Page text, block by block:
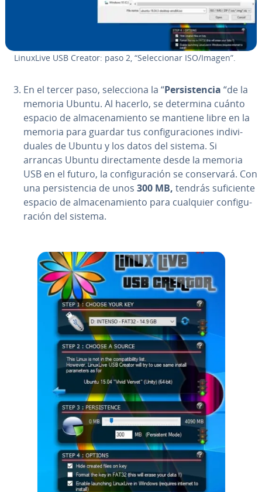
LinuxLive USB Creator: paso 2, “Se­le­c­cio­nar ISO/Imagen”.
En el tercer paso, se­le­c­cio­na la “Pe­r­si­s­te­n­cia “de la
memoria Ubuntu. Al hacerlo, se determina cuánto
espacio de al­ma­ce­na­mie­n­to se mantiene libre en la
memoria para guardar tus co­n­fi­gu­ra­cio­nes in­di­vi­
dua­les de Ubuntu y los datos del sistema. Si
arrancas Ubuntu di­re­c­ta­me­n­te desde la memoria
USB en el futuro, la co­n­fi­gu­ra­ción se co­n­se­r­va­rá. Con
una pe­r­si­s­te­n­cia de unos 300 MB, tendrás su­fi­cie­n­te
espacio de al­ma­ce­na­mie­n­to para cualquier co­n­fi­gu­
ra­ción del sistema.